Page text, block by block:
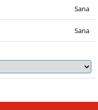
Sana
Sana